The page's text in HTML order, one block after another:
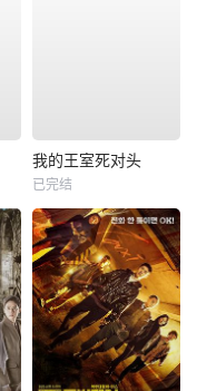
我的王室死对头
已完结